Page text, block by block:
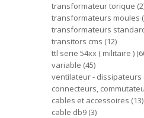
transformateur torique 2
transformateurs moules
transformateurs
transitors cms 12
ttl serie 54xx ( militaire )
variable 45
ventilateur - dissipateurs
connecteurs,
cables et accessoires 13
cable db9 3